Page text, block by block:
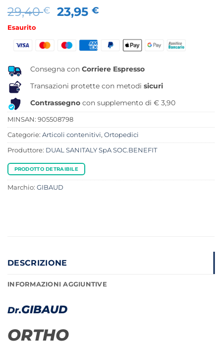
29,40€
Il
era:
23,95€
attuale
è:
Esaurito
Consegna con Corriere Espresso
Transazioni protette con metodi sicuri
Contrassegno con supplemento di € 3,90
MINSAN: 905508798
Categorie: Articoli contenitivi, Ortopedici
Produttore: DUAL SANITALY SpA SOC.BENEFIT
PRODOTTO DETRAIBILE
Marchio: GIBAUD
DESCRIZIONE
INFORMAZIONI AGGIUNTIVE
Dr.GIBAUD
ORTHO